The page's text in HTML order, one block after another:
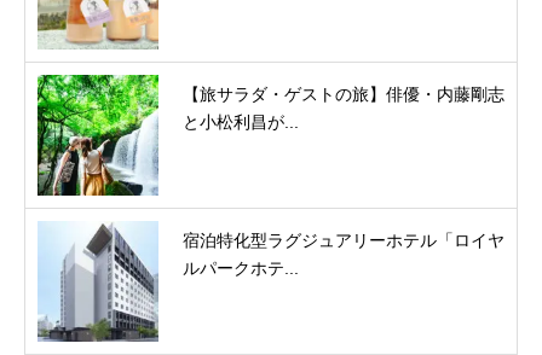
【旅サラダ・ゲストの旅】俳優・内藤剛志
と小松利昌が...
宿泊特化型ラグジュアリーホテル「ロイヤ
ルパークホテ...